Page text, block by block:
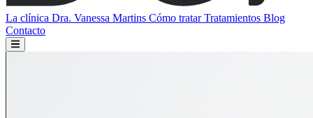
La clínica Dra. Vanessa Martins Cómo tratarTratamientos Blog
Contacto